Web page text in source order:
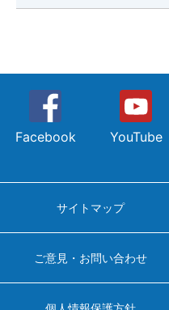
Facebook YouTube
サイトマップ
ご意見・お問い合わせ